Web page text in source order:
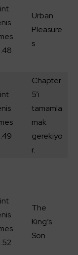
Urban
Pleasure
s
Chapter
5’i
tamamla
mak
gerekiyo
r.
The
King’s
Son